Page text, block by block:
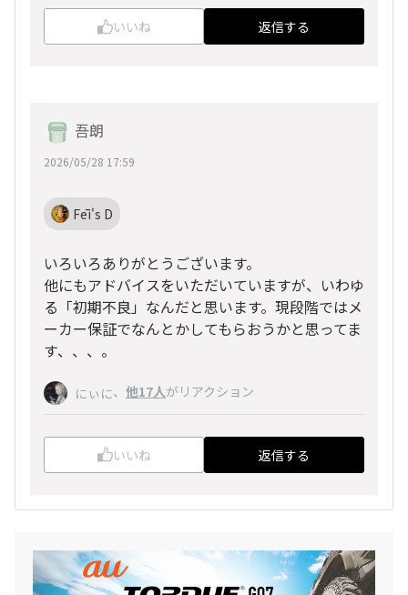
いいね 返信する
吾朗
2026/05/28 17:59
Fēi's D
いろいろありがとうございます。
他にもアドバイスをいただいていますが、いわゆ
る「初期不良」なんだと思います。現段階ではメ
ーカー保証でなんとかしてもらおうかと思ってま
す、、、。
にぃに、 他17人がリアクション
いいね 返信する